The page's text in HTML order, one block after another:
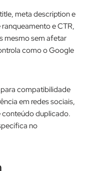
meta description e
e CTR,
mesmo sem afetar
como o Google
compatibilidade
em redes sociais,
conteúdo duplicado.
no